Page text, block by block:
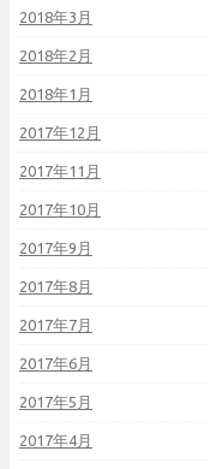
2018年3月
2018年2月
2018年1月
2017年12月
2017年11月
2017年10月
2017年9月
2017年8月
2017年7月
2017年6月
2017年5月
2017年4月